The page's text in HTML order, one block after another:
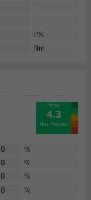
PS
Nm
Note
4.3
der Fahrer
0
%
0
%
0
%
0
%